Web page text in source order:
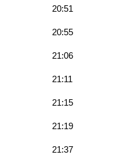
20:51
20:55
21:06
21:11
21:15
21:19
21:37